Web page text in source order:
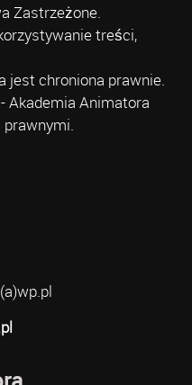
Zastrzeżone.
treści,
jest chroniona prawnie.
Akademia Animatora